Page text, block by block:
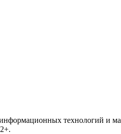
информационных технологий